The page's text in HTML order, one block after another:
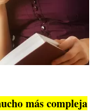
más compleja